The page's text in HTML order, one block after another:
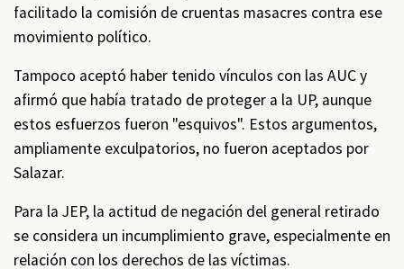
facilitado la comisión de cruentas masacres contra ese
movimiento político.
Tampoco aceptó haber tenido vínculos con las AUC y
afirmó que había tratado de proteger a la UP, aunque
estos esfuerzos fueron "esquivos". Estos argumentos,
ampliamente exculpatorios, no fueron aceptados por
Salazar.
Para la JEP, la actitud de negación del general retirado
se considera un incumplimiento grave, especialmente en
relación con los derechos de las víctimas.